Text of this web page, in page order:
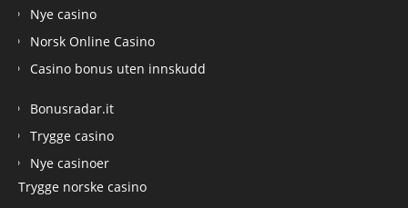
Nye casino
Norsk Online Casino
Casino bonus uten innskudd
Bonusradar.it
Trygge casino
Nye casinoer
Trygge norske casino